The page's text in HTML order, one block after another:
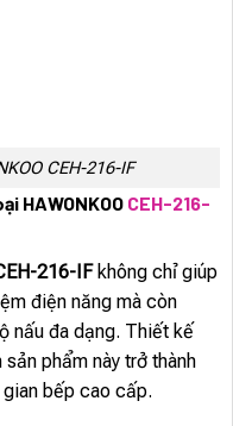
CEH-216-IF
HAWONKOO CEH-216-
216-IFkhông chỉ giúp
điện năng mà còn
nấu đa dạng. Thiết kế
phẩm này trở thành
gian bếp cao cấp.